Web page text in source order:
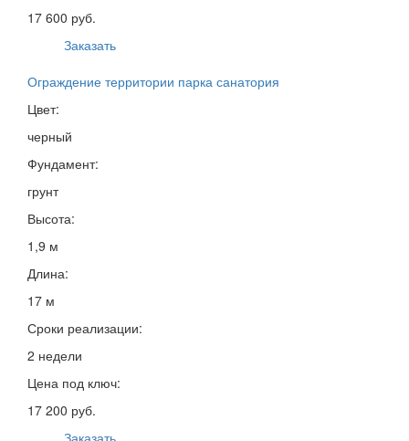
17 600 руб.
Заказать
Ограждение территории парка санатория
Цвет:
черный
Фундамент:
грунт
Высота:
1,9 м
Длина:
17 м
Сроки реализации:
2 недели
Цена под ключ:
17 200 руб.
Заказать